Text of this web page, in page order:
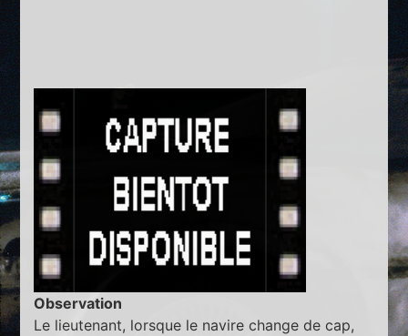
Observation
Le lieutenant, lorsque le navire change de cap,